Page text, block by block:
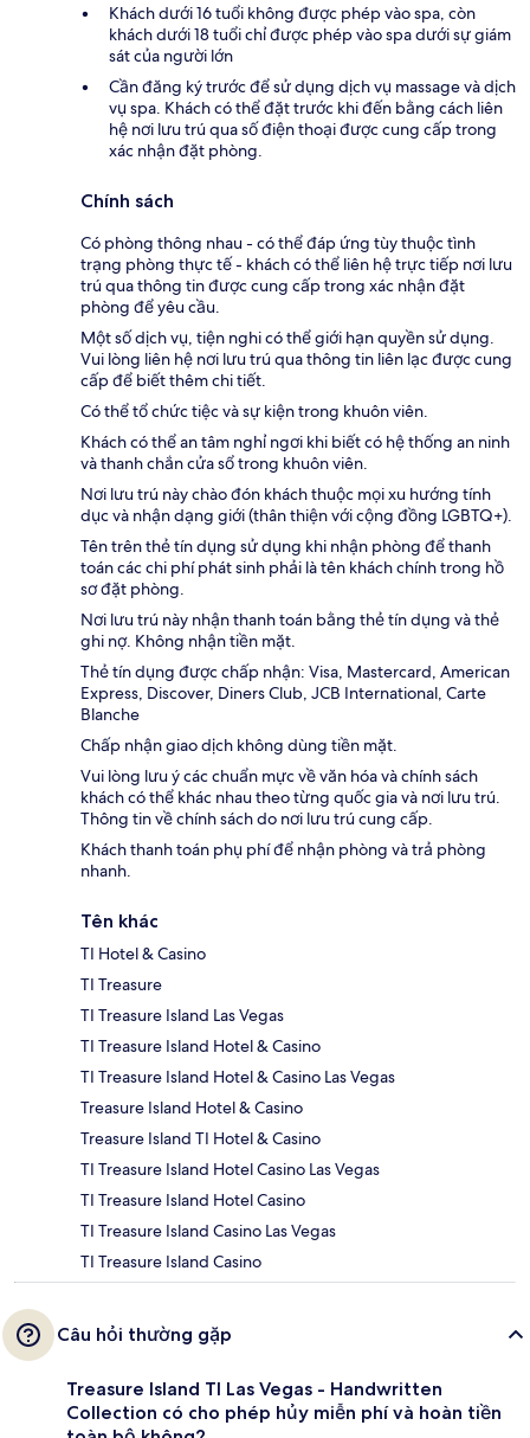
Khách dưới 16 tuổi không được phép vào spa, còn
khách dưới 18 tuổi chỉ được phép vào spa dưới sự giám
sát của người lớn
Cần đăng ký trước để sử dụng dịch vụ massage và dịch
vụ spa. Khách có thể đặt trước khi đến bằng cách liên
hệ nơi lưu trú qua số điện thoại được cung cấp trong
xác nhận đặt phòng.
Chính sách
Có phòng thông nhau - có thể đáp ứng tùy thuộc tình
trạng phòng thực tế - khách có thể liên hệ trực tiếp nơi lưu
trú qua thông tin được cung cấp trong xác nhận đặt
phòng để yêu cầu.
Một số dịch vụ, tiện nghi có thể giới hạn quyền sử dụng.
Vui lòng liên hệ nơi lưu trú qua thông tin liên lạc được cung
cấp để biết thêm chi tiết.
Có thể tổ chức tiệc và sự kiện trong khuôn viên.
Khách có thể an tâm nghỉ ngơi khi biết có hệ thống an ninh
và thanh chắn cửa sổ trong khuôn viên.
Nơi lưu trú này chào đón khách thuộc mọi xu hướng tính
dục và nhận dạng giới (thân thiện với cộng đồng LGBTQ+).
Tên trên thẻ tín dụng sử dụng khi nhận phòng để thanh
toán các chi phí phát sinh phải là tên khách chính trong hồ
sơ đặt phòng.
Nơi lưu trú này nhận thanh toán bằng thẻ tín dụng và thẻ
ghi nợ. Không nhận tiền mặt.
Thẻ tín dụng được chấp nhận: Visa, Mastercard, American
Express, Discover, Diners Club, JCB International, Carte
Blanche
Chấp nhận giao dịch không dùng tiền mặt.
Vui lòng lưu ý các chuẩn mực về văn hóa và chính sách
khách có thể khác nhau theo từng quốc gia và nơi lưu trú.
Thông tin về chính sách do nơi lưu trú cung cấp.
Khách thanh toán phụ phí để nhận phòng và trả phòng
nhanh.
Tên khác
TI Hotel & Casino
TI Treasure
TI Treasure Island Las Vegas
TI Treasure Island Hotel & Casino
TI Treasure Island Hotel & Casino Las Vegas
Treasure Island Hotel & Casino
Treasure Island TI Hotel & Casino
TI Treasure Island Hotel Casino Las Vegas
TI Treasure Island Hotel Casino
TI Treasure Island Casino Las Vegas
TI Treasure Island Casino
Câu hỏi thường gặp
Treasure Island TI Las Vegas - Handwritten
Collection có cho phép hủy miễn phí và hoàn tiền